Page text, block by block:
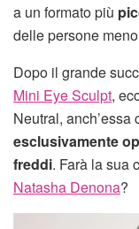
a un formato più
delle persone
Dopo il grande
Mini Eye Sculpt,
Neutral, anch’essa
esclusivamente
freddi. Farà la sua
Natasha Denona?